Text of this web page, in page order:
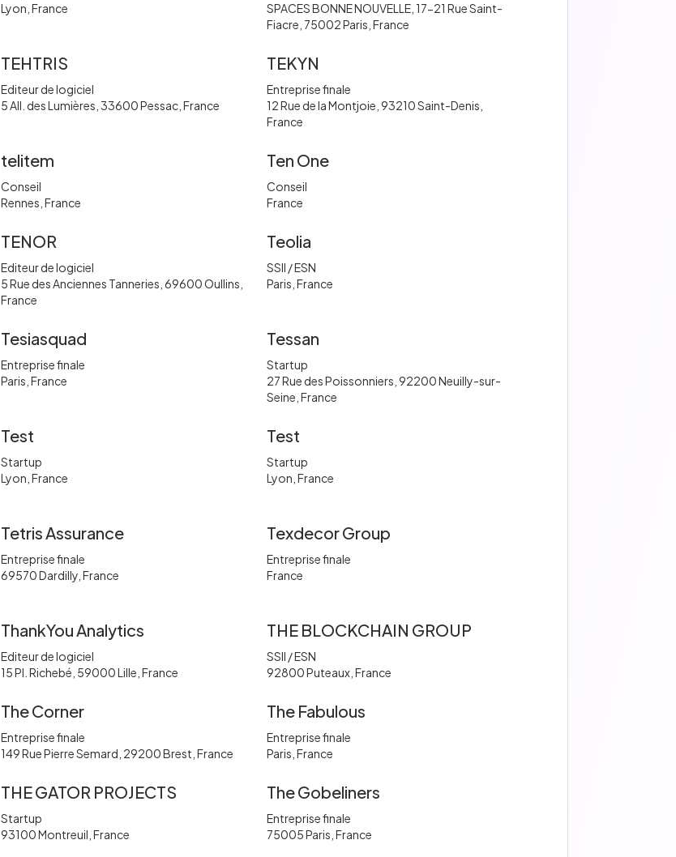
Lyon, France
SPACES BONNE NOUVELLE, 17-21 Rue Saint-
Fiacre, 75002 Paris, France
TEHTRIS
Editeur de logiciel
5 All. des Lumières, 33600 Pessac, France
TEKYN
Entreprise finale
12 Rue de la Montjoie, 93210 Saint-Denis,
France
telitem
Conseil
Rennes, France
Ten One
Conseil
France
TENOR
Editeur de logiciel
5 Rue des Anciennes Tanneries, 69600 Oullins,
France
Teolia
SSII / ESN
Paris, France
Tesiasquad
Entreprise finale
Paris, France
Tessan
Startup
27 Rue des Poissonniers, 92200 Neuilly-sur-
Seine, France
Test
Startup
Lyon, France
Test
Startup
Lyon, France
Tetris Assurance
Entreprise finale
69570 Dardilly, France
Texdecor Group
Entreprise finale
France
ThankYou Analytics
Editeur de logiciel
15 Pl. Richebé, 59000 Lille, France
THE BLOCKCHAIN GROUP
SSII / ESN
92800 Puteaux, France
The Corner
Entreprise finale
149 Rue Pierre Semard, 29200 Brest, France
The Fabulous
Entreprise finale
Paris, France
THE GATOR PROJECTS
Startup
93100 Montreuil, France
The Gobeliners
Entreprise finale
75005 Paris, France